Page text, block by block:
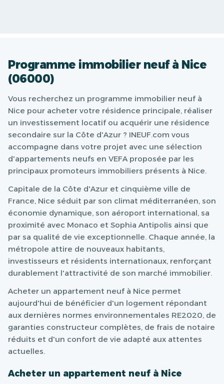
Programme immobilier neuf à Nice
(06000)
Vous recherchez un programme immobilier neuf à
Nice pour acheter votre résidence principale, réaliser
un investissement locatif ou acquérir une résidence
secondaire sur la Côte d'Azur ? INEUF.com vous
accompagne dans votre projet avec une sélection
d'appartements neufs en VEFA proposée par les
principaux promoteurs immobiliers présents à Nice.
Capitale de la Côte d'Azur et cinquième ville de
France, Nice séduit par son climat méditerranéen, son
économie dynamique, son aéroport international, sa
proximité avec Monaco et Sophia Antipolis ainsi que
par sa qualité de vie exceptionnelle. Chaque année, la
métropole attire de nouveaux habitants,
investisseurs et résidents internationaux, renforçant
durablement l'attractivité de son marché immobilier.
Acheter un appartement neuf à Nice permet
aujourd'hui de bénéficier d'un logement répondant
aux dernières normes environnementales RE2020, de
garanties constructeur complètes, de frais de notaire
réduits et d'un confort de vie adapté aux attentes
actuelles.
Acheter un appartement neuf à Nice